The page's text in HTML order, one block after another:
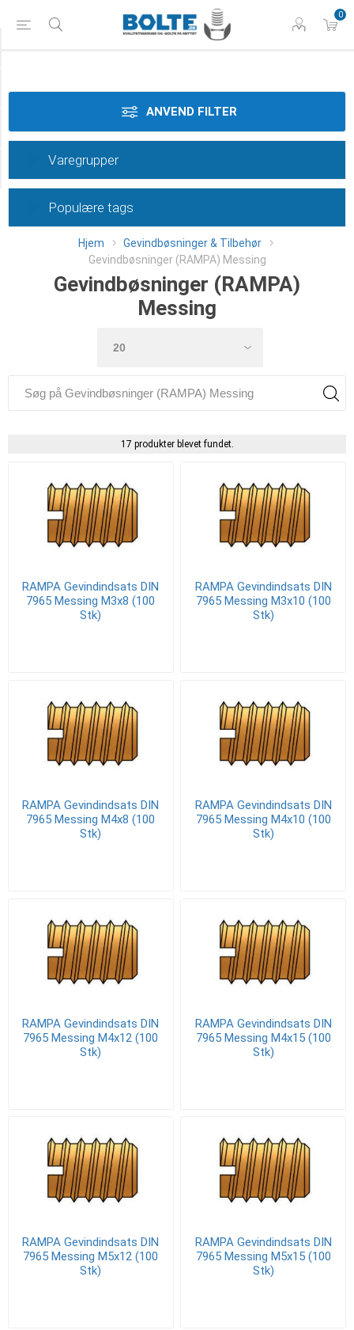
0
Hjem
Gevindbøsninger & Tilbehør
Gevindbøsninger (RAMPA) Messing
Gevindbøsninger (RAMPA)
Messing
17 produkter blevet fundet.
RAMPA Gevindindsats DIN
7965 Messing M3x8 (100
Stk)
RAMPA Gevindindsats DIN
7965 Messing M3x10 (100
Stk)
RAMPA Gevindindsats DIN
7965 Messing M4x8 (100
Stk)
RAMPA Gevindindsats DIN
7965 Messing M4x10 (100
Stk)
RAMPA Gevindindsats DIN
7965 Messing M4x12 (100
Stk)
RAMPA Gevindindsats DIN
7965 Messing M4x15 (100
Stk)
RAMPA Gevindindsats DIN
7965 Messing M5x12 (100
Stk)
RAMPA Gevindindsats DIN
7965 Messing M5x15 (100
Stk)
ANVEND FILTER
Category
Varegrupper
Populære tags